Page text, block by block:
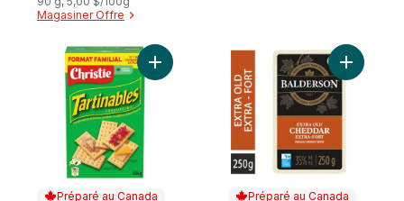
Magasiner Offre
Préparé au Canada
Ajouter Craquelins Toppables, à
Préparé au Canada
Ajouter